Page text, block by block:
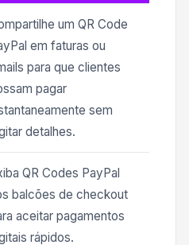
um QR Code
em faturas ou
para que clientes
pagar
sem
detalhes.
QR Codes PayPal
balcões de checkout
aceitar pagamentos
rápidos.